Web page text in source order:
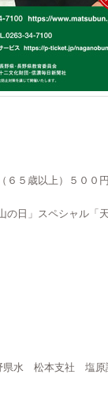
５歳以上）５００
日」スペシャル「
県水 松本支社 塩原